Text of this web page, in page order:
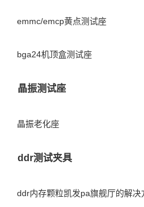
emmc/emcp黄点测试座
bga24机顶盒测试座
晶振测试座
晶振老化座
ddr测试夹具
ddr内存颗粒凯发pa旗舰厅的解决